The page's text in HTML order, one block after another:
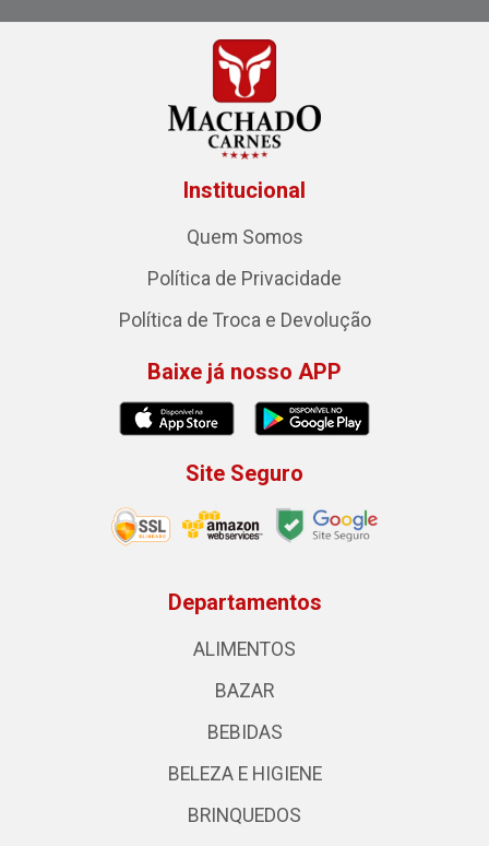
Institucional
Quem Somos
Política de Privacidade
Política de Troca e Devolução
Baixe já nosso APP
Site Seguro
Departamentos
ALIMENTOS
BAZAR
BEBIDAS
BELEZA E HIGIENE
BRINQUEDOS